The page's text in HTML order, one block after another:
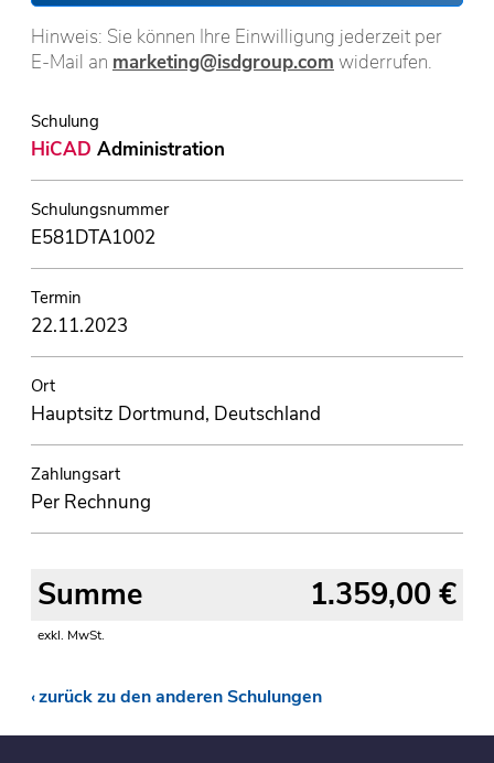
Hinweis: Sie können Ihre Einwilligung jederzeit per
E-Mail an marketing@isdgroup.com widerrufen.
Schulung
HiCAD Administration
Schulungsnummer
E581DTA1002
Termin
22.11.2023
Ort
Hauptsitz Dortmund, Deutschland
Zahlungsart
Per Rechnung
Summe 1.359,00 €
exkl. MwSt.
zurück zu den anderen Schulungen